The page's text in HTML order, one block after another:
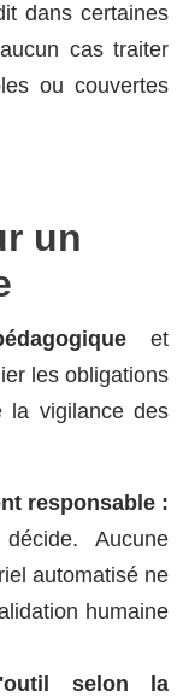
dans certaines
cas traiter
ou couvertes
un
et
les obligations
la vigilance des
responsable :
Aucune
automatisé ne
humaine
selon la